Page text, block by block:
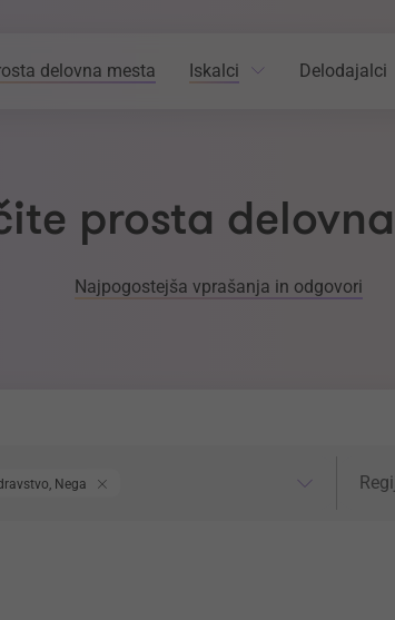
delovna mesta Iskalci Delodajalci
prosta
Najpogostejša vprašanja in odgovori
Nega